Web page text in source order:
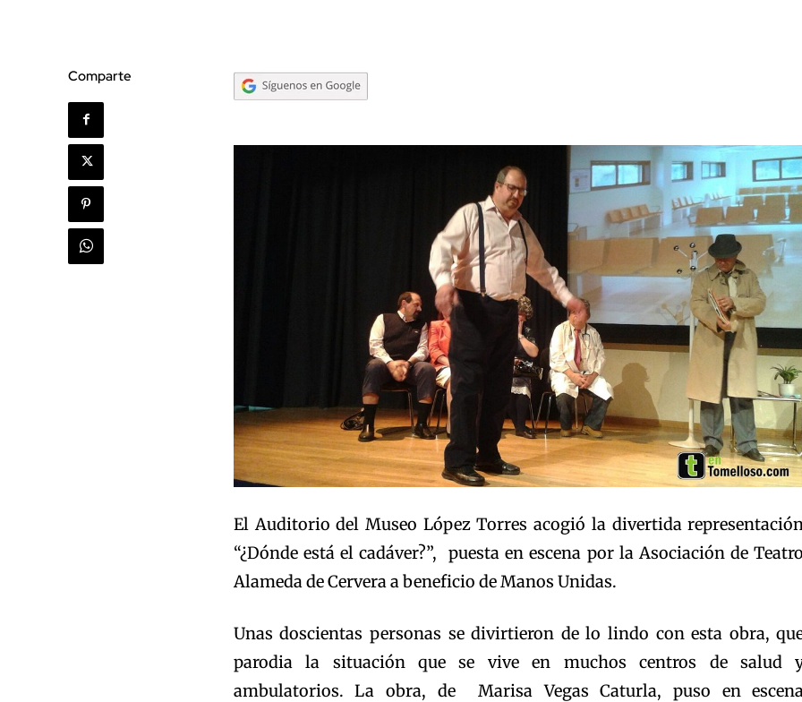
Comparte
El Auditorio del Museo López Torres acogió la divertida
“¿Dónde está el cadáver?”, puesta en escena por la Asociación de Teatro
Alameda de Cervera a beneficio de Manos Unidas.
Unas doscientas personas se divirtieron de lo lindo con esta obra,
parodia la situación que se vive en muchos centros de salud
ambulatorios. La obra, de Marisa Vegas Caturla, puso en